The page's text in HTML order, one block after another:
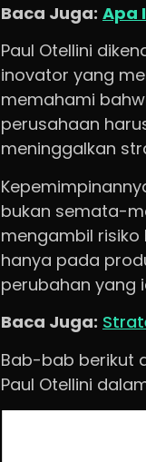
Baca Juga: Apa
Paul Otellini
inovator yang
memahami
perusahaan
meninggalkan
bukan semata-
mengambil risiko
hanya pada
perubahan yang
Baca Juga:
Bab-bab berikut
Paul Otellini